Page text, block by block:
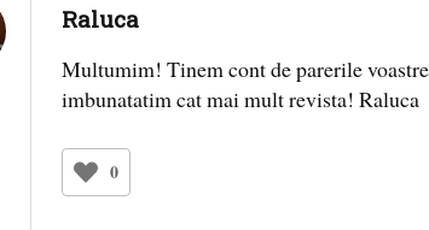
Raluca
Multumim! Tinem cont de parerile
imbunatatim cat mai mult revista! Raluca
0